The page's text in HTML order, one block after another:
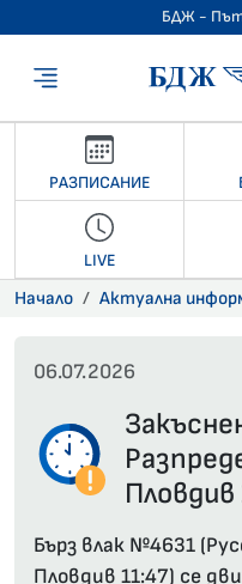
БДЖ -
РАЗПИСАНИЕ
LIVE
Начало Актуална
06.07.2026
Пловдив
Бърз влак №4631
Пловдив 11:47) се